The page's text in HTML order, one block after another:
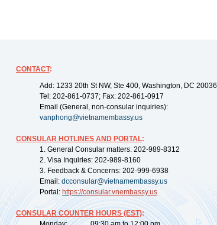
CONTACT:
Add: 1233 20th St NW, Ste 400, Washington, DC 20036
Tel: 202-861-0737; Fax: 202-861-0917
Email (General, non-consular inquiries):
vanphong@vietnamembassy.us
CONSULAR HOTLINES AND PORTAL:
1. General Consular matters: 202-989-8312
2. Visa Inquiries: 202-989-8160
3. Feedback & Concerns: 202-999-6938
Email: dcconsular@vietnamembassy.us
Portal: https://consular.vnembassy.us
CONSULAR COUNTER HOURS (EST):